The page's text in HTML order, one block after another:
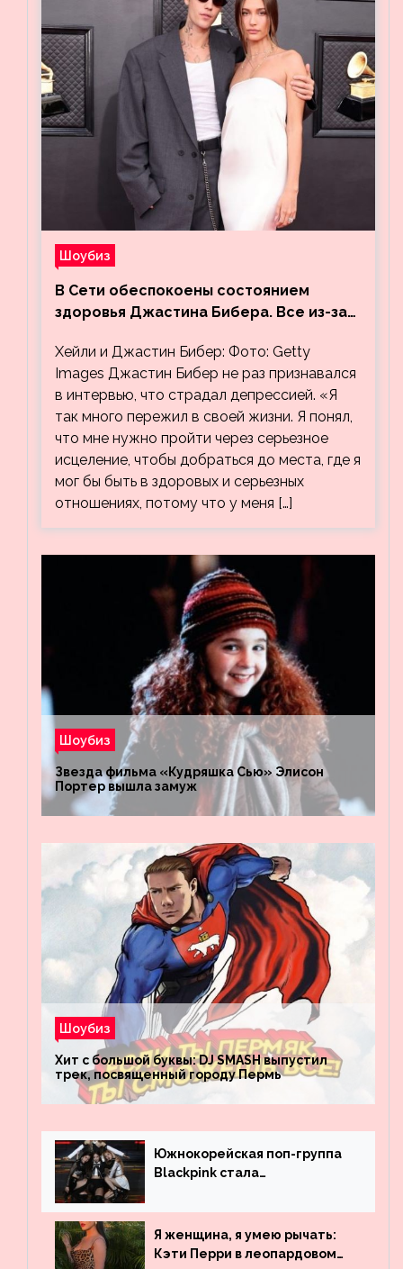
Шоубиз
В Сети обеспокоены состоянием
здоровья Джастина Бибера. Все из-за
Хейли
Хейли и Джастин Бибер: Фото: Getty
Images Джастин Бибер не раз признавался
в интервью, что страдал депрессией. «Я
так много пережил в своей жизни. Я понял,
что мне нужно пройти через серьезное
исцеление, чтобы добраться до места, где я
мог бы быть в здоровых и серьезных
отношениях, потому что у меня […]
Шоубиз
Звезда фильма «Кудряшка Сью» Элисон
Портер вышла замуж
Шоубиз
Хит с большой буквы: DJ SMASH выпустил
трек, посвященный городу Пермь
Южнокорейская поп-группа
Blackpink стала
просмотрам на YouTube. Они
обогнали даже Джастина
Бибера
Я женщина, я умею рычать:
Кэти Перри в леопардовом